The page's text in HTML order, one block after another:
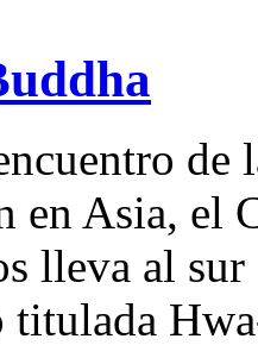
de
en Asia, el
lleva al
titulada